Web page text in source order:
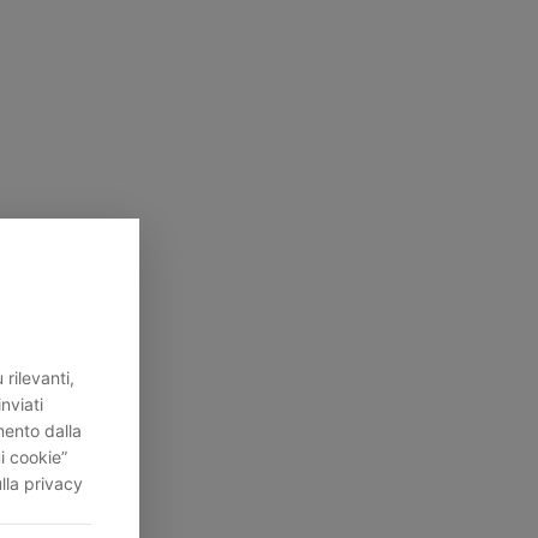
rilevanti,
dalla
cookie”
privacy